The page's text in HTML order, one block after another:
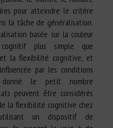
pour atteindre le critère
la tâche de généralisation.
basée sur la couleur
plus simple que
et la flexibilité cognitive, et
par les conditions
donné le petit nombre
peuvent être considérés
la flexibilité cognitive chez
un dispositif de